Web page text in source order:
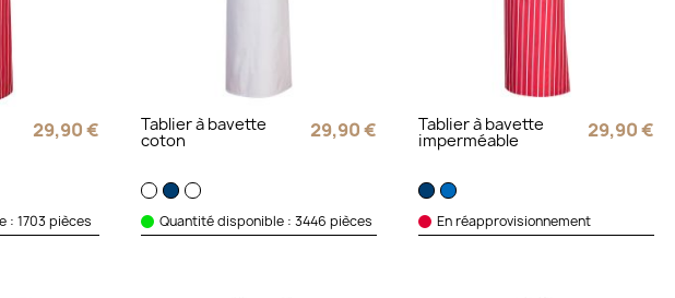
29,90 €
: 1703 pièces
Tablier à bavette
coton 29,90 €
Quantité disponible : 3446 pièces
Tablier à bavette
imperméable 29,90 €
En réapprovisionnement